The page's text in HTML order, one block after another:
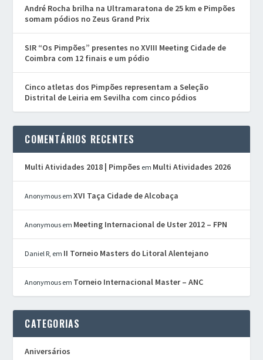
André Rocha brilha na Ultramaratona de 25 km e Pimpões
somam pódios no Zeus Grand Prix
SIR “Os Pimpões” presentes no XVIII Meeting Cidade de
Coimbra com 12 finais e um pódio
Cinco atletas dos Pimpões representam a Seleção
Distrital de Leiria em Sevilha com cinco pódios
COMENTÁRIOS RECENTES
Multi Atividades 2018 | Pimpões em Multi Atividades 2026
Anonymous emXVI Taça Cidade de Alcobaça
Anonymous em Meeting Internacional de Uster 2012 – FPN
Daniel R, em II Torneio Masters do Litoral Alentejano
Anonymous em Torneio Internacional Master – ANC
CATEGORIAS
Aniversários